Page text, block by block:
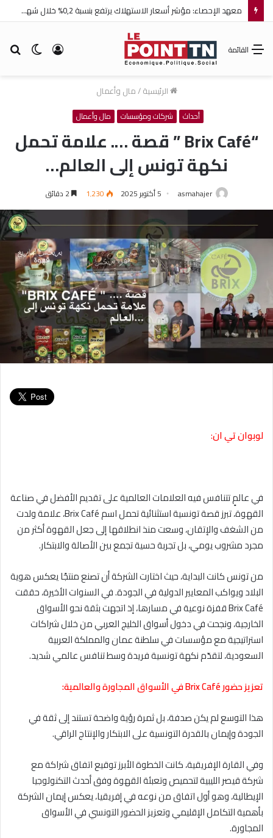
معهد الإحصاء: مؤشر أسعار الاستهلاك يرتفع بنسبة 0,2% خلال شهر جويلية 2026
الوضع تسجيل
القائمة
الرئيسية/مال وأعمال
أحداث شركات ومؤسسات مال وأعمال
“Brix Café ” قصة …. علامة تحمل
نكهة تونس إلى العالم…
asmahajer 5 أكتوبر 2025 1٬230 2 دقائق
لوبوانتيان:
في عالمٍ تتنافس فيه العلامات العالمية على تقديم الأفضل في صناعة
القهوة، تبرز قصة تونسية استثنائية تحمل اسم Brix Café، علامة ولدت
من الشغف والإتقان، وسعت منذ انطلاقها إلى جعل القهوة أكثر من
مجرد مشروب يومي، بل تجربة حسية تجمع بين الأصالة والابتكار.
من تونس كانت البداية، حيث اختارت الشركة أن تصنع منتجًا يعكس هوية
البلاد ويواكب المعايير الدولية في الجودة. في السنوات الأخيرة، حققت
Brix Café قفزة نوعية في مسارها، إذ اتجهت بثقة نحو الأسواق
الخارجية، ونجحت في دخول أسواق الخليج العربي من خلال شراكات
استراتيجية مع مؤسسات في سلطنة عمان والمملكة العربية
السعودية، لتقدّم نكهة تونسية فريدة وسط تنافس عالمي شديد.
تعزيزحضور BrixCafé فيالأسواقالمجاورةوالعالمية:
هذا التوسع لم يكن صدفة، بل ثمرة رؤية واضحة تستند إلى ثقة في
الجودة وإيمان بالقدرة التونسية على الابتكار والإنتاج الراقي.
وفي القارة الإفريقية، كانت الخطوة الأبرز توقيع اتفاق شراكة مع
شركة قيصر الليبية لتحميص وتعبئة القهوة وفق أحدث التكنولوجيا
الإيطالية، وهو أول اتفاق من نوعه في إفريقيا، يعكس إيمان الشركة
بأهمية التكامل الإقليمي وتعزيز الحضور التونسي في الأسواق
المجاورة.